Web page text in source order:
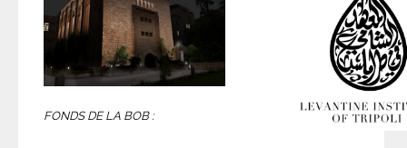
FONDS DE LA BOB :